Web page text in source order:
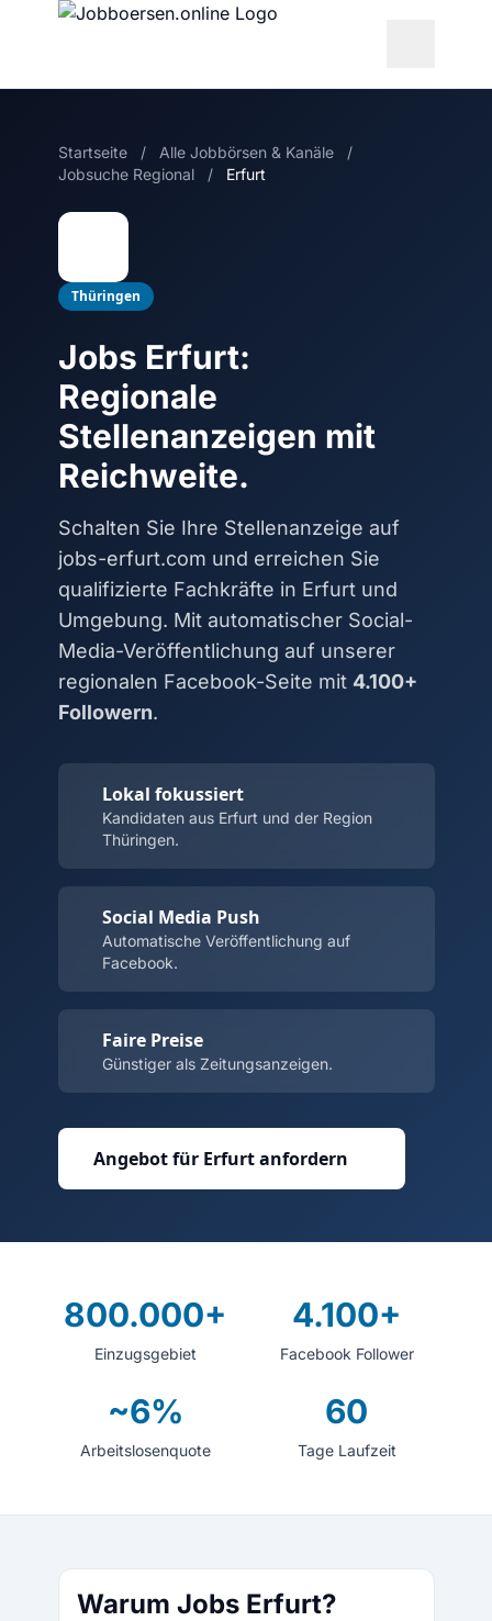
Startseite / Alle Jobbörsen & Kanäle
/
Jobsuche Regional
/ Erfurt
Thüringen
Jobs Erfurt:
Regionale
Stellenanzeigen mit
Reichweite.
Schalten Sie Ihre Stellenanzeige auf
jobs-erfurt.com und erreichen Sie
qualifizierte Fachkräfte in Erfurt und
Umgebung. Mit automatischer Social-
Media-Veröffentlichung auf unserer
regionalen Facebook-Seite mit 4.100+
Followern.
Lokal fokussiert
Kandidaten aus Erfurt und der Region
Thüringen.
Social Media Push
Automatische Veröffentlichung auf
Facebook.
Faire Preise
Günstiger als Zeitungsanzeigen.
Angebot für Erfurt anfordern
800.000+
Einzugsgebiet
4.100+
Facebook Follower
~6%
Arbeitslosenquote
60
Tage Laufzeit
Warum Jobs Erfurt?